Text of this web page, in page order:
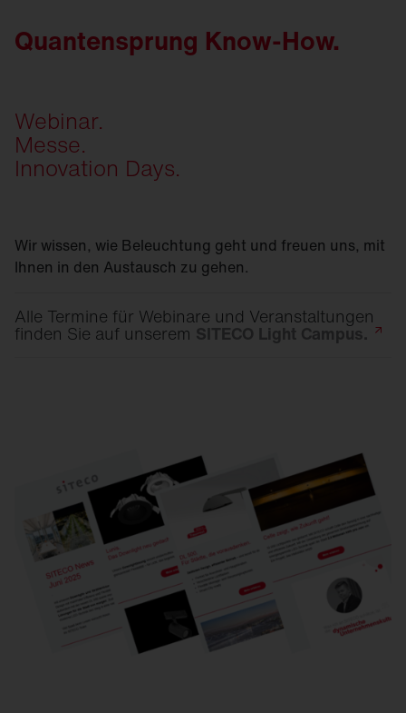
Quantensprung Know-How.
Webinar.
Messe.
Innovation Days.
Wir wissen, wie Beleuchtung geht und freuen uns, mit
Ihnen in den Austausch zu gehen.
Alle Termine für Webinare und Veranstaltungen
finden Sie auf unserem SITECO Light Campus.